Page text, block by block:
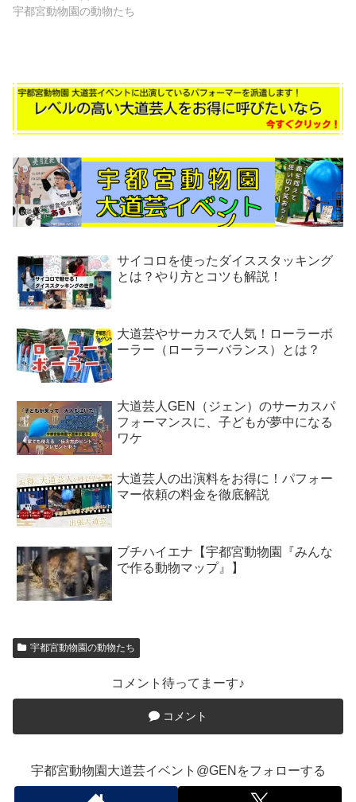
宇都宮動物園の動物たち
サイコロを使ったダイススタッキング
とは？やり方とコツも解説！
大道芸やサーカスで人気！ローラーボ
ーラー（ローラーバランス）とは？
大道芸人GEN（ジェン）のサーカスパ
フォーマンスに、子どもが夢中になる
ワケ
大道芸人の出演料をお得に！パフォー
マー依頼の料金を徹底解説
ブチハイエナ【宇都宮動物園『みんな
で作る動物マップ』】
宇都宮動物園の動物たち
コメント待ってまーす♪
コメント
宇都宮動物園大道芸イベント@GENをフォローする